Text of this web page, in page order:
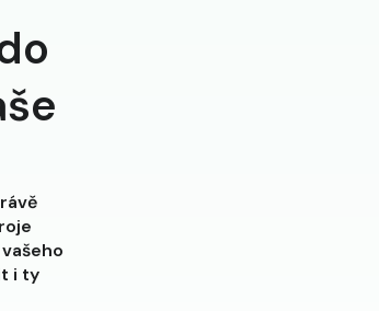
i ty